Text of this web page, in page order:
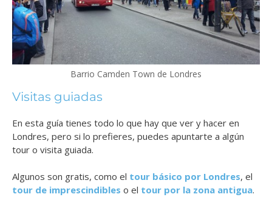
Barrio Camden Town de Londres
Visitas guiadas
En esta guía tienes todo lo que hay que ver y hacer en
Londres, pero si lo prefieres, puedes apuntarte a algún
tour o visita guiada.
Algunos son gratis, como el tour básico por Londres, el
tour de imprescindibles o el tour por la zona antigua.